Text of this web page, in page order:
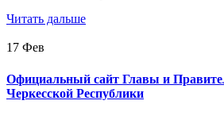
Читать дальше
17 Фев
Официальный сайт Главы и
Черкесской Республики